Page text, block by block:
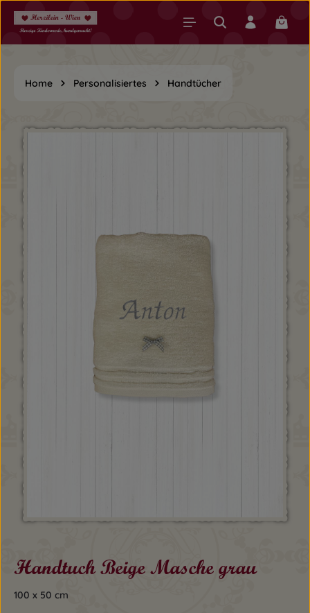
Zum Hauptinhalt springen
Home Personalisiertes Handtücher
Bildergalerie überspringen
Handtuch Beige Masche grau
100 x 50 cm